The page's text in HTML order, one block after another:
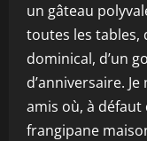
un gâteau
toutes les tables,
dominical, d’un
d’anniversaire.
amis où, à
frangipane